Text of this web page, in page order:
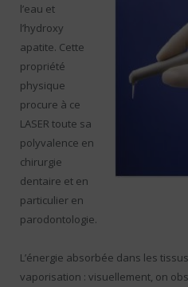
l’eau et
l’hydroxy
apatite. Cette
propriété
physique
procure à ce
LASER toute sa
polyvalence en
chirurgie
dentaire et en
particulier en
parodontologie.
L’énergie absorbée dans les
vaporisation : visuellement, on